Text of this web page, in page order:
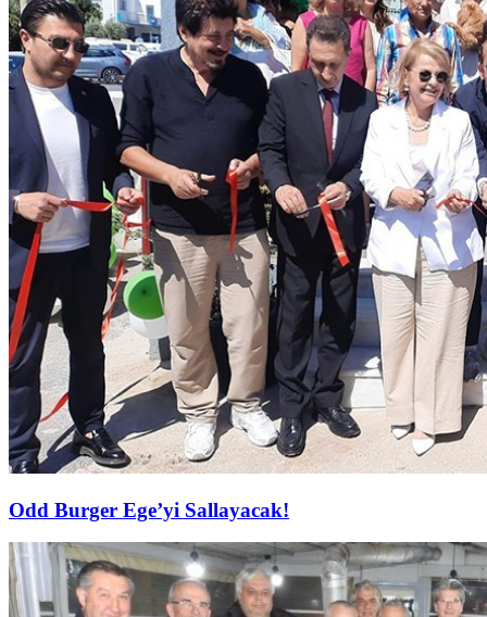
Odd Burger Ege’yi Sallayacak!